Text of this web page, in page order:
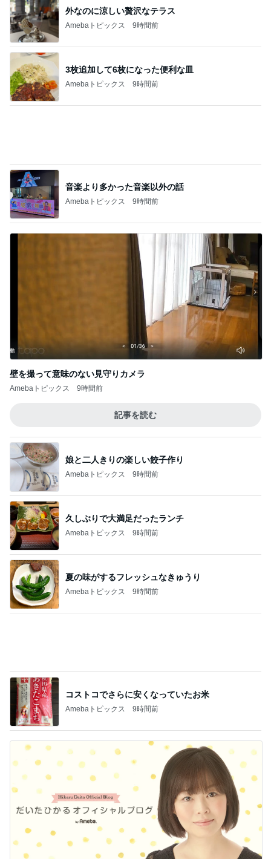
外なのに涼しい贅沢なテラス
Amebaトピックス 9時間前
3枚追加して6枚になった便利な皿
Amebaトピックス 9時間前
音楽より多かった音楽以外の話
Amebaトピックス 9時間前
壁を撮って意味のない見守りカメラ
Amebaトピックス 9時間前
記事を読む
娘と二人きりの楽しい餃子作り
Amebaトピックス 9時間前
久しぶりで大満足だったランチ
Amebaトピックス 9時間前
夏の味がするフレッシュなきゅうり
Amebaトピックス 9時間前
コストコでさらに安くなっていたお米
Amebaトピックス 9時間前